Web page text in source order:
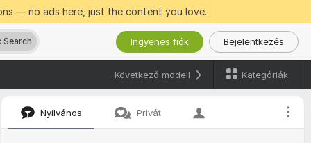
— no ads here, just the content you love.
Search Ingyenes fiók Bejelentkezés
Következő modell Kategóriák
Nyilvános Privát